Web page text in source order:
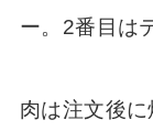
ー。2番目は
肉は注文後